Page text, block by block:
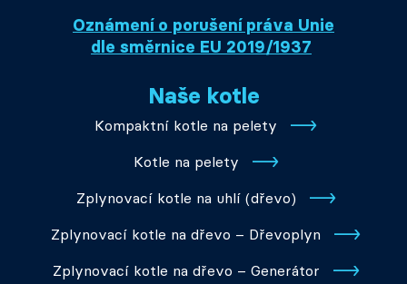
Oznámení o porušení práva Unie
dle směrnice EU 2019/1937
Naše kotle
Kompaktní kotle na pelety
Kotle na pelety
Zplynovací kotle na uhlí (dřevo)
Zplynovací kotle na dřevo – Dřevoplyn
Zplynovací kotle na dřevo – Generátor